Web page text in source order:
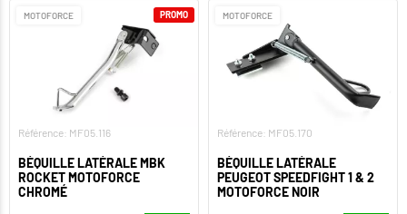
MOTOFORCE
Référence: MF05.116
BÉQUILLE LATÉRALE MBK
ROCKET MOTOFORCE
CHROMÉ
PROMO MOTOFORCE
Référence: MF05.170
BÉQUILLE LATÉRALE
PEUGEOT SPEEDFIGHT 1 & 2
MOTOFORCE NOIR